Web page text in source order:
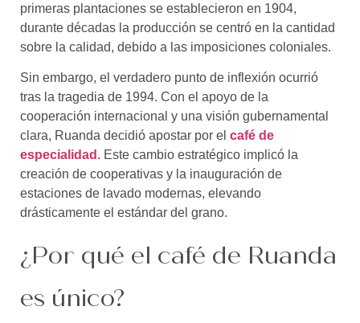
primeras plantaciones se establecieron en 1904,
durante décadas la producción se centró en la cantidad
sobre la calidad, debido a las imposiciones coloniales.
Sin embargo, el verdadero punto de inflexión ocurrió
tras la tragedia de 1994. Con el apoyo de la
cooperación internacional y una visión gubernamental
clara, Ruanda decidió apostar por el café de
especialidad . Este cambio estratégico implicó la
creación de cooperativas y la inauguración de
estaciones de lavado modernas, elevando
drásticamente el estándar del grano.
¿Por qué el café de Ruanda
es único?